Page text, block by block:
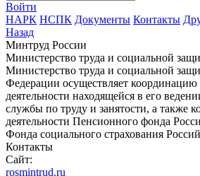
Войти
НАРК НСПК Документы Контакты
Назад
Минтруд России
Министерство труда и социальной
Министерство труда и социальной
Федерации осуществляет координацию
деятельности находящейся в его
службы по труду и занятости, а также
деятельности Пенсионного фонда
Фонда социального страхования
Контакты
Сайт:
rosmintrud.ru